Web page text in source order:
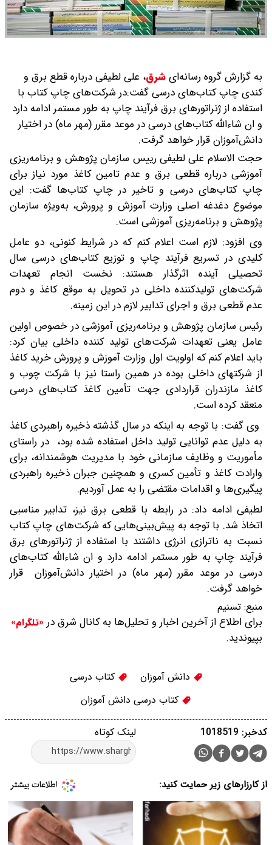
به گزارش گروه رسانه‌ایشرق، علی لطیفی درباره قطع برق و
کندی چاپ ‌کتاب‌های درسی گفت:در شرکت‌های چاپ کتاب با
استفاده از ژنراتورهای برق فرآیند چاپ به طور مستمر ادامه دارد
و ان شاءالله کتاب‌های درسی در موعد مقرر (مهر ماه) در اختیار
دانش‌آموزان قرار خواهد گرفت.
حجت الاسلام علی لطیفی رییس سازمان پژوهش و برنامه‌ریزی
آموزشی درباره قطعی برق و عدم تامین کاغذ مورد نیاز برای
چاپ کتاب‌‌های درسی و تاخیر در چاپ کتاب‌ها گفت: این
موضوع دغدغه اصلی وزارت آموزش و پرورش، به‌ویژه سازمان
پژوهش و برنامه‌ریزی آموزشی است.
وی افزود: لازم است اعلام کنم که در شرایط کنونی، دو عامل
کلیدی در تسریع فرآیند چاپ و توزیع کتاب‌های درسی سال
تحصیلی آینده اثرگذار هستند: نخست انجام تعهدات
شرکت‌های تولیدکننده داخلی در تحویل به موقع کاغذ و دوم
عدم قطعی برق و اجرای تدابیر لازم در این زمینه.
رئیس سازمان پژوهش و برنامه‌ریزی آموزشی در خصوص اولین
عامل یعنی تعهدات شرکت‌های تولید کننده داخلی بیان کرد:
باید اعلام کنم که اولویت اول وزارت آموزش و پرورش خرید کاغذ
از شرکت‎های داخلی بوده در همین راستا نیز با شرکت چوب و
کاغذ مازندران قراردادی جهت تأمین کاغذ کتاب‌های درسی
منعقد کرده است.
وی گفت: با توجه به اینکه در سال گذشته ذخیره راهبردی کاغذ
به دلیل عدم توانایی تولید داخل استفاده شده بود، در راستای
مأموریت و وظایف سازمانی خود با مدیریت هوشمندانه، برای
وارادت کاغذ و تأمین کسری و همچنین جبران ذخیره راهبردی
پیگیری‌ها و اقدامات مقتضی را به عمل آوردیم.
لطیفی ادامه داد: در رابطه با قطعی برق نیز، تدابیر مناسبی
اتخاذ شد. با توجه به پیش‌بینی‌هایی که شرکت‌های چاپ کتاب
نسبت به ناترازی انرژی داشتند با استفاده از ژنراتورهای برق
فرآیند چاپ به طور مستمر ادامه دارد و ان شاءالله کتاب‌های
درسی در موعد مقرر (مهر ماه) در اختیار دانش‌آموزان قرار
خواهد گرفت.
منبع: تسنیم
برای اطلاع از آخرین اخبار و تحلیل‌ها به کانال شرق در «تلگرام»
بپیوندید.
دانش آموزان
کتاب درسی
کتاب درسی دانش آموزان
لینک کوتاه کدخبر: 1018519
از کارزارهای زیر حمایت کنید: